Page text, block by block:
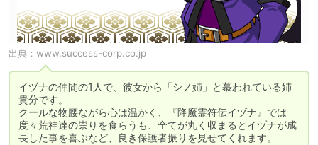
出典： www.success-corp.co.jp
イヅナの仲間の1人で、彼女から「シノ姉」と慕われている姉
貴分です。
クールな物腰ながら心は温かく、『降魔霊符伝イヅナ』では
度々荒神達の祟りを食らうも、全てが丸く収まるとイヅナが成
長した事を喜ぶなど、良き保護者振りを見せてくれます。